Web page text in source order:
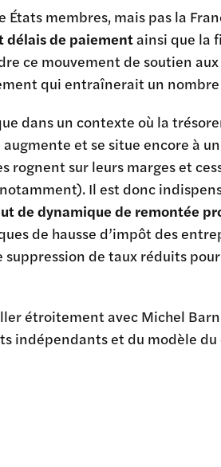
États membres, mais pas la
délais de paiementainsi que la
ce mouvement de soutien
qui entraînerait un
dans un contexte où la
et se situe encore à
rognent sur leurs marges et
Il est donc
de dynamique de remontée
de hausse d’impôt des
suppression de taux réduits
étroitement avec Michel
indépendants et du modèle